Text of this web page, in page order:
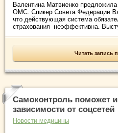
Валентина Матвиенко
ОМС. Спикер Совета Федерации
что действующая система
страхования неэффективна.
Читать запись
Самоконтроль поможет
зависимости от соцсетей
Новости медицины